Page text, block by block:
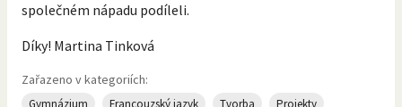
společném nápadu podíleli.
Díky! Martina Tinková
Zařazeno v kategoriích:
Gymnázium Francouzský jazyk Tvorba
Projekty